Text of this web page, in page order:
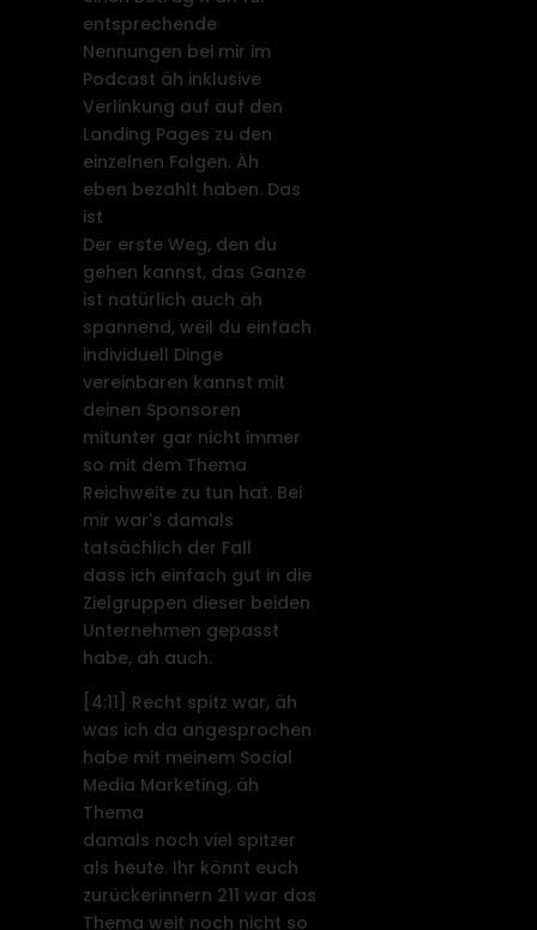
entsprechende
Nennungen bei mir im
Podcast äh inklusive
Verlinkung auf auf den
Landing Pages zu den
einzelnen Folgen. Äh
eben bezahlt haben. Das
ist
Der erste Weg, den du
gehen kannst, das Ganze
ist natürlich auch äh
spannend, weil du einfach
individuell Dinge
vereinbaren kannst mit
deinen Sponsoren
mitunter gar nicht immer
so mit dem Thema
Reichweite zu tun hat. Bei
mir war's damals
tatsächlich der Fall
dass ich einfach gut in die
Zielgruppen dieser beiden
Unternehmen gepasst
habe, äh auch.
[4:11]
Recht spitz war, äh
was ich da angesprochen
habe mit meinem Social
Media Marketing, äh
Thema
damals noch viel spitzer
als heute. Ihr könnt euch
zurückerinnern 211 war das
Thema weit noch nicht so